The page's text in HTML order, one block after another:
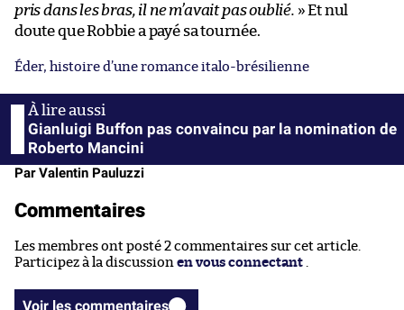
pris dans les bras, il ne m’avait pas oublié. » Et nul
doute que Robbie a payé sa tournée.
Éder, histoire d’une romance italo-brésilienne
Gianluigi Buffon pas convaincu par la nomination de
Roberto Mancini
Par Valentin Pauluzzi
Commentaires
Les membres ont posté 2 commentaires sur cet article.
Participez à la discussion en vous connectant
Voir les commentaires